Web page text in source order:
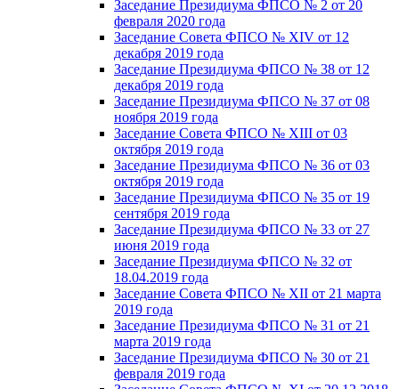
Заседание Президиума ФПСО № 2 от 20
февраля 2020 года
Заседание Совета ФПСО № XIV от 12
декабря 2019 года
Заседание Президиума ФПСО № 38 от 12
декабря 2019 года
Заседание Президиума ФПСО № 37 от 08
ноября 2019 года
Заседание Совета ФПСО № XIII от 03
октября 2019 года
Заседание Президиума ФПСО № 36 от 03
октября 2019 года
Заседание Президиума ФПСО № 35 от 19
сентября 2019 года
Заседание Президиума ФПСО № 33 от 27
июня 2019 года
Заседание Президиума ФПСО № 32 от
18.04.2019 года
Заседание Совета ФПСО № XII от 21 марта
2019 года
Заседание Президиума ФПСО № 31 от 21
марта 2019 года
Заседание Президиума ФПСО № 30 от 21
февраля 2019 года